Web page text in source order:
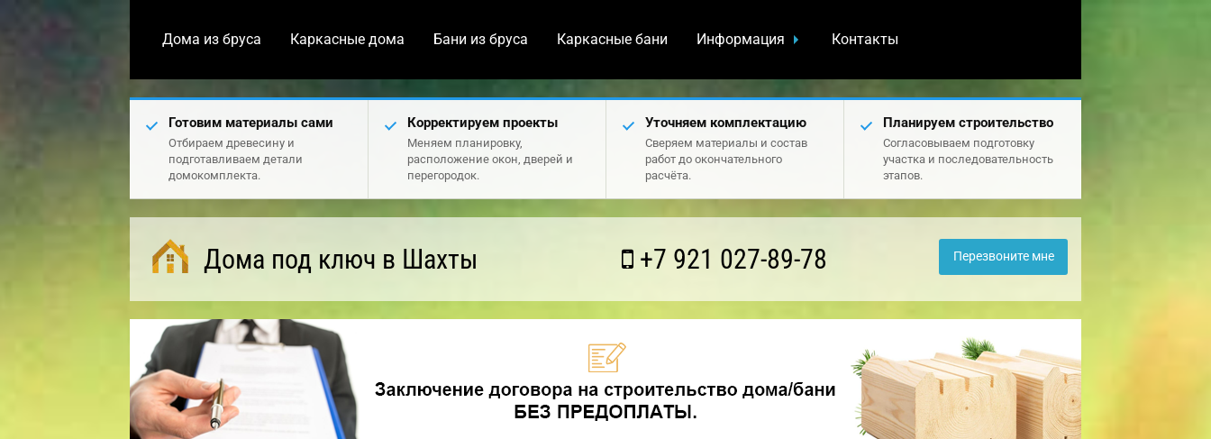
Дома из бруса Каркасные дома Бани из бруса Каркасные бани Информация Контакты
Готовим материалы сами
Отбираем древесину и
подготавливаем детали
домокомплекта.
Корректируем проекты
Меняем планировку,
расположение окон, дверей и
перегородок.
Уточняем комплектацию
Сверяем материалы и состав
работ до окончательного
расчёта.
Планируем строительство
Согласовываем подготовку
участка и последовательность
этапов.
Дома под ключ в Шахты +7 921 027-89-78 Перезвоните мне